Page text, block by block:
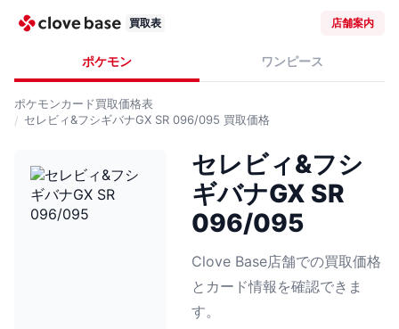
買取表 店舗案内
ポケモン ワンピース
ポケモンカード買取価格表
セレビィ&フシギバナGX SR 096/095 買取価格
セレビィ&フシ
ギバナGX SR
096/095
Clove Base店舗での買取価格
とカード情報を確認できま
す。